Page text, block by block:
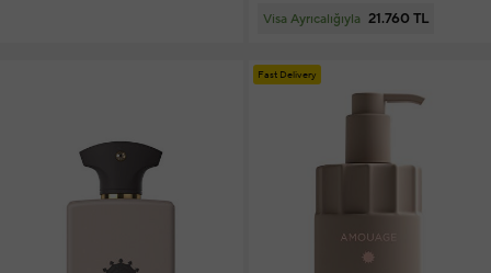
Visa Ayrıcalığıyla 21.760 TL
Fast Delivery